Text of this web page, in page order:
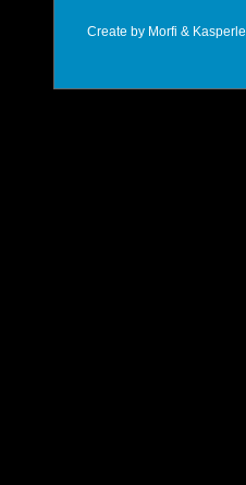
Create by Morfi & Kasperle